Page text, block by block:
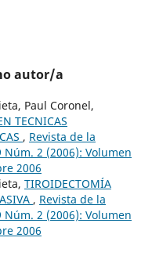
autor/a
Paul Coronel,
TECNICAS
, Revista de la
2 (2006): Volumen
2006
TIROIDECTOMÍA
, Revista de la
2 (2006): Volumen
2006